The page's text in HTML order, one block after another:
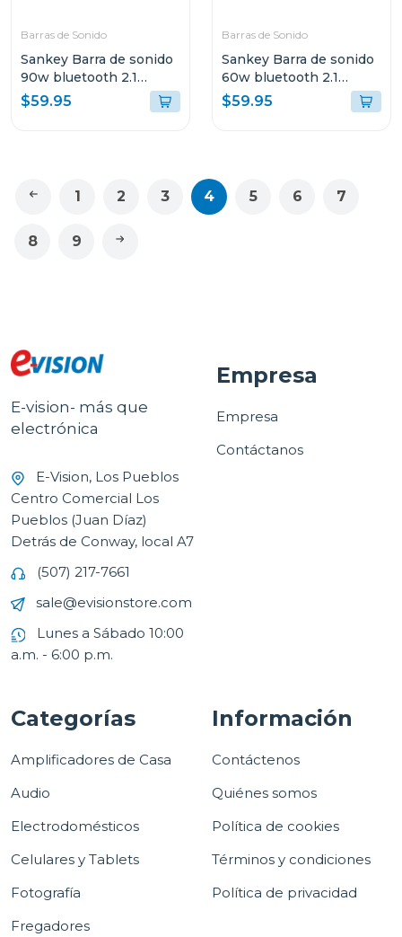
Barras de Sonido
Sankey Barra de sonido
90w bluetooth 2.1
canales + subwoofer
hmt83
$59.95
Barras de Sonido
Sankey Barra de sonido
60w bluetooth 2.1
canales + subwoofer
hmt66
$59.95
1 2 3 4 5 6 7
8 9
E-vision- más que
electrónica
E-Vision, Los Pueblos
Centro Comercial Los
Pueblos (Juan Díaz)
Detrás de Conway, local A7
(507) 217-7661
sale@evisionstore.com
Lunes a Sábado 10:00
a.m. - 6:00 p.m.
Empresa
Empresa
Contáctanos
Categorías
Amplificadores de Casa
Audio
Electrodomésticos
Celulares y Tablets
Fotografía
Fregadores
Información
Contáctenos
Quiénes somos
Política de cookies
Términos y condiciones
Política de privacidad